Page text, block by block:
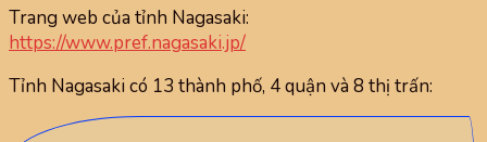
Trang web của tỉnh Nagasaki:
https://www.pref.nagasaki.jp/
Tỉnh Nagasaki có 13 thành phố, 4 quận và 8 thị trấn: